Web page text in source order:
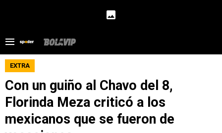
EXTRA
Con un guiño al Chavo del 8,
Florinda Meza criticó a los
mexicanos que se fueron de